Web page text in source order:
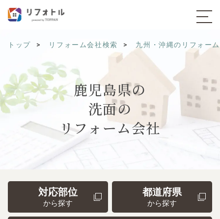
トップ リフォーム会社検索 九州・沖縄のリフォー
鹿児島県の
洗面の
リフォーム会社
対応部位
から探す
都道府県
から探す